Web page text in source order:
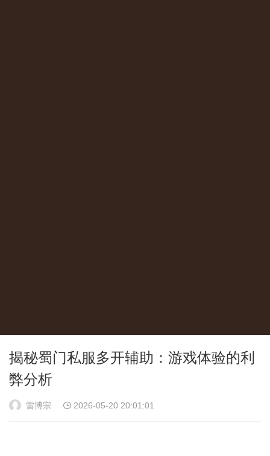
揭秘蜀门私服多开辅助：游戏体验的利
弊分析
雷博宗 2026-05-20 20:01:01